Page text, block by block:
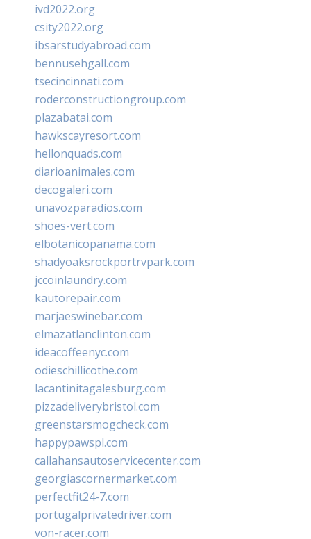
ivd2022.org
csity2022.org
ibsarstudyabroad.com
bennusehgall.com
tsecincinnati.com
roderconstructiongroup.com
plazabatai.com
hawkscayresort.com
hellonquads.com
diarioanimales.com
decogaleri.com
unavozparadios.com
shoes-vert.com
elbotanicopanama.com
shadyoaksrockportrvpark.com
jccoinlaundry.com
kautorepair.com
marjaeswinebar.com
elmazatlanclinton.com
ideacoffeenyc.com
odieschillicothe.com
lacantinitagalesburg.com
pizzadeliverybristol.com
greenstarsmogcheck.com
happypawspl.com
callahansautoservicecenter.com
georgiascornermarket.com
perfectfit24-7.com
portugalprivatedriver.com
von-racer.com